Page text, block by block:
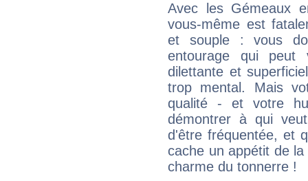
Avec les Gémeaux
vous-même est
et souple : vous
entourage qui
dilettante et
trop mental. Mais
qualité - et votre
démontrer à qui
d'être fréquentée, et
cache un appétit de
charme du tonnerre !